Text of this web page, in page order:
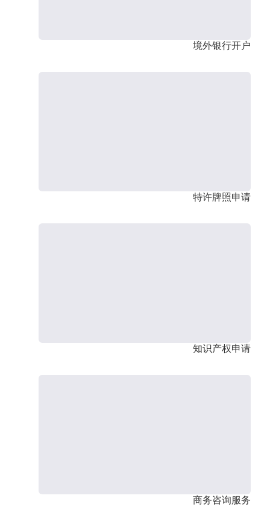
境外银行开户
特许牌照申请
知识产权申请
商务咨询服务